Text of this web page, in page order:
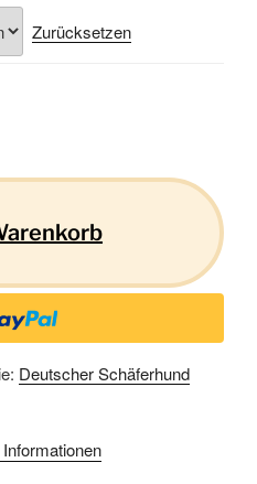
Zurücksetzen
Deutscher Schäferhund